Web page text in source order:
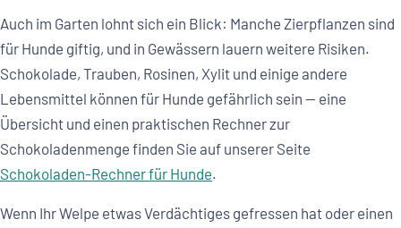
Auch im Garten lohnt sich ein Blick: Manche Zierpflanzen sind
für Hunde giftig, und in Gewässern lauern weitere Risiken.
Schokolade, Trauben, Rosinen, Xylit und einige andere
Lebensmittel können für Hunde gefährlich sein — eine
Übersicht und einen praktischen Rechner zur
Schokoladenmenge finden Sie auf unserer Seite
Schokoladen-Rechner für Hunde.
Wenn Ihr Welpe etwas Verdächtiges gefressen hat oder einen